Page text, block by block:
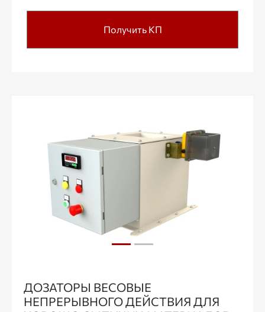
Получить КП
ДОЗАТОРЫ ВЕСОВЫЕ
НЕПРЕРЫВНОГО ДЕЙСТВИЯ ДЛЯ